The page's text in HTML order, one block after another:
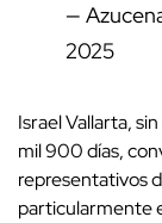
—
2025
Israel Vallarta,
mil 900 días,
representativos
particularmente